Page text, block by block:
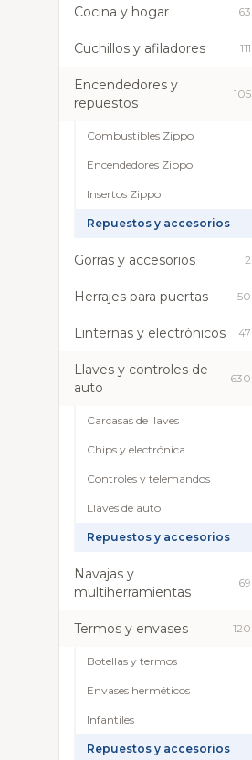
Cocina y hogar 63
Cuchillos y afiladores 111
Encendedores y
repuestos
105
Combustibles Zippo
Encendedores Zippo
Insertos Zippo
Repuestos y accesorios
Gorras y accesorios 2
Herrajes para puertas 50
Linternas y electrónicos 47
Llaves y controles de
auto
630
Carcasas de llaves
Chips y electrónica
Controles y telemandos
Llaves de auto
Repuestos y accesorios
Navajas y
multiherramientas
69
Termos y envases 120
Botellas y termos
Envases herméticos
Infantiles
Repuestos y accesorios